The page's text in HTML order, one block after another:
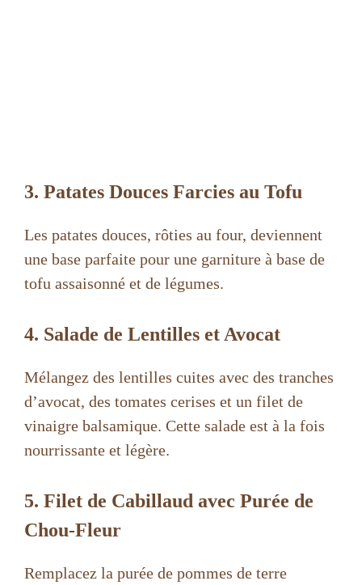
3. Patates Douces Farcies au Tofu
Les patates douces, rôties au four, deviennent
une base parfaite pour une garniture à base de
tofu assaisonné et de légumes.
4. Salade de Lentilles et Avocat
Mélangez des lentilles cuites avec des tranches
d’avocat, des tomates cerises et un filet de
vinaigre balsamique. Cette salade est à la fois
nourrissante et légère.
5. Filet de Cabillaud avec Purée de
Chou-Fleur
Remplacez la purée de pommes de terre